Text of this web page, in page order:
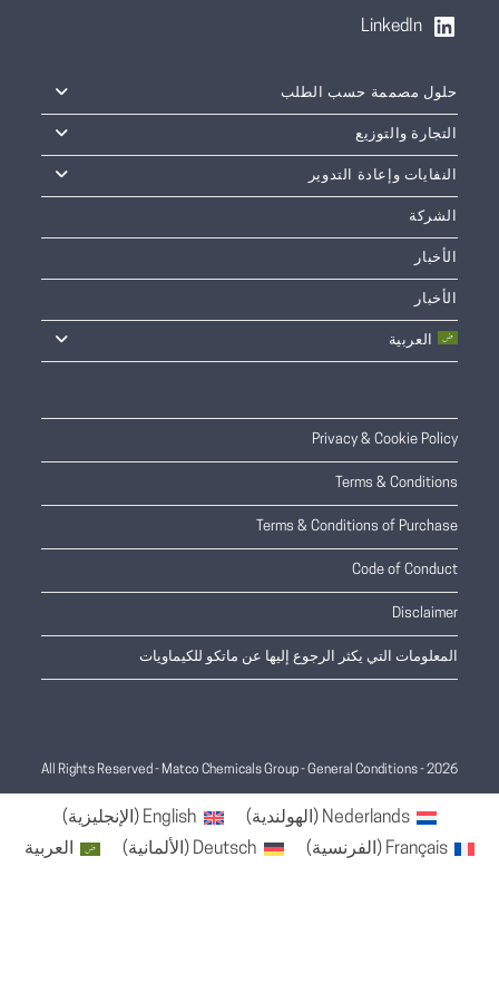
LinkedIn
حلول مصممة حسب الطلب
التجارة والتوزيع
النفايات وإعادة التدوير
الشركة
الأخبار
الأخبار
العربية
Privacy & Cookie Policy
Terms & Conditions
Terms & Conditions of Purchase
Code of Conduct
Disclaimer
المعلومات التي يكثر الرجوع إليها عن ماتكو للكيماويات
2026 - All Rights Reserved - Matco Chemicals Group -
General Conditions
Nederlands
(الهولندية)
English
(الإنجليزية)
Français
(الفرنسية)
Deutsch
(الألمانية) العربية